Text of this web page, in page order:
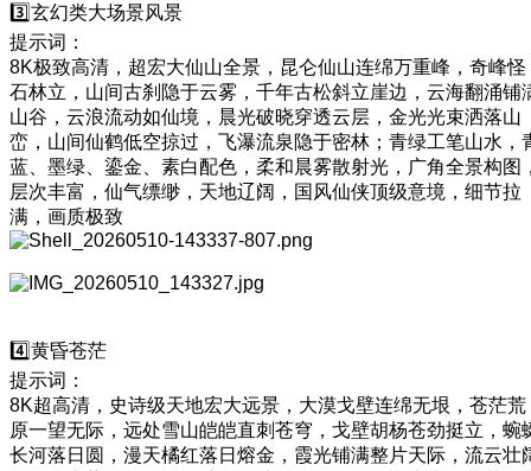
3️⃣玄幻类大场景风景
提示词：
8K极致高清，超宏大仙山全景，昆仑仙山连绵万重峰，奇峰怪
石林立，山间古刹隐于云雾，千年古松斜立崖边，云海翻涌铺
山谷，云浪流动如仙境，晨光破晓穿透云层，金光光束洒落山
峦，山间仙鹤低空掠过，飞瀑流泉隐于密林；青绿工笔山水，
蓝、墨绿、鎏金、素白配色，柔和晨雾散射光，广角全景构图
层次丰富，仙气缥缈，天地辽阔，国风仙侠顶级意境，细节拉
满，画质极致
4️⃣黄昏苍茫
提示词：
8K超高清，史诗级天地宏大远景，大漠戈壁连绵无垠，苍茫荒
原一望无际，远处雪山皑皑直刺苍穹，戈壁胡杨苍劲挺立，蜿
长河落日圆，漫天橘红落日熔金，霞光铺满整片天际，流云壮